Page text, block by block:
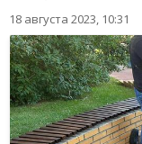
18 августа 2023, 10:31